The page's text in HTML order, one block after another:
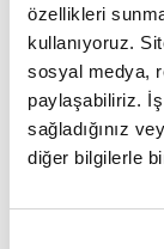
özellikleri
kullanıyoruz.
sosyal medya,
paylaşabiliriz.
sağladığınız
diğer bilgilerle